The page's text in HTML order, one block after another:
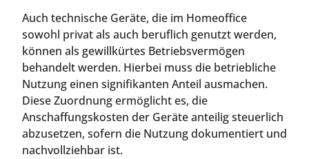
Auch technische Geräte, die im Homeoffice
sowohl privat als auch beruflich genutzt werden,
können als gewillkürtes Betriebsvermögen
behandelt werden. Hierbei muss die betriebliche
Nutzung einen signifikanten Anteil ausmachen.
Diese Zuordnung ermöglicht es, die
Anschaffungskosten der Geräte anteilig steuerlich
abzusetzen, sofern die Nutzung dokumentiert und
nachvollziehbar ist.